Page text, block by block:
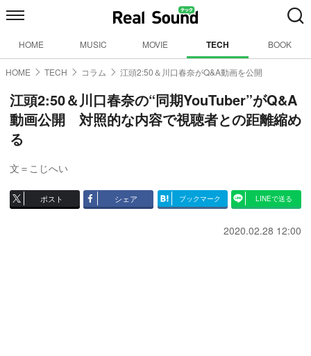
HOME MUSIC MOVIE TECH BOOK
HOME TECH コラム 江頭2:50＆川口春奈がQ&A動画を公開
江頭2:50＆川口春奈の“同期YouTuber”がQ&A
動画公開 対照的な内容で視聴者との距離縮め
る
文＝こじへい
ポスト シェア ブックマーク LINEで送る
2020.02.28 12:00